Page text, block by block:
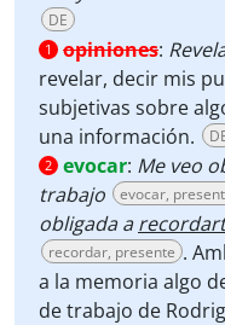
DE
1 opiniones:
revelar, decir mis
subjetivas sobre
una información.
2 evocar: Me veo
trabajo
evocar,
obligada a
recordar, presente .
a la memoria algo
de trabajo de